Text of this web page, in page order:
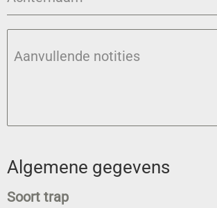
Aanvullende notities
Algemene gegevens
Soort trap